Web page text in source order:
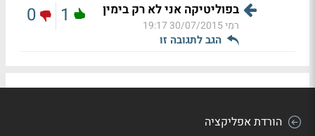
בפוליטיקה אני לא רק בימין
רמי30/07/2015 19:17
הגב לתגובה זו
1
0
הורדת אפליקציה